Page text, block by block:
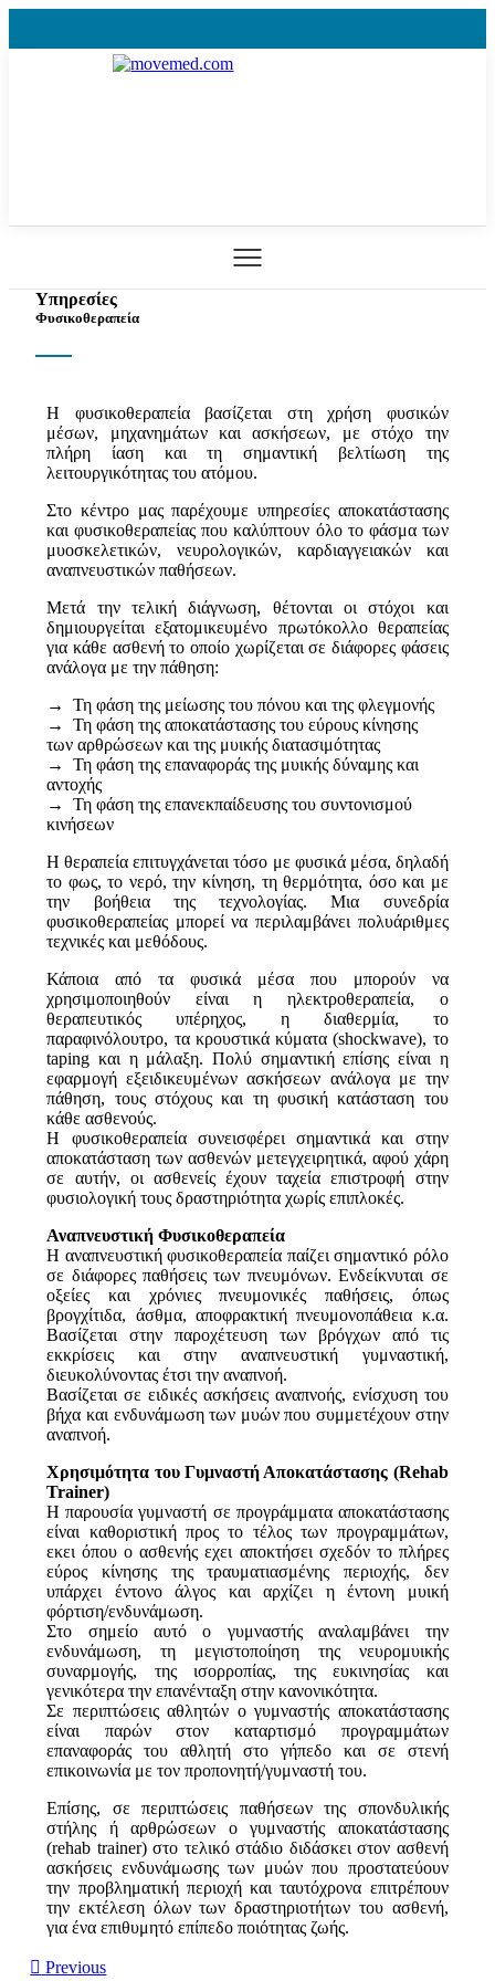
Υπηρεσίες
Φυσικοθεραπεία
Η φυσικοθεραπεία βασίζεται στη χρήση φυσικών
μέσων, μηχανημάτων και ασκήσεων, με στόχο την
πλήρη ίαση και τη σημαντική βελτίωση της
λειτουργικότητας του ατόμου.
Στο κέντρο μας παρέχουμε υπηρεσίες αποκατάστασης
και φυσικοθεραπείας που καλύπτουν όλο το φάσμα των
μυοσκελετικών, νευρολογικών, καρδιαγγειακών και
αναπνευστικών παθήσεων.
Μετά την τελική διάγνωση, θέτονται οι στόχοι και
δημιουργείται εξατομικευμένο πρωτόκολλο θεραπείας
για κάθε ασθενή το οποίο χωρίζεται σε διάφορες φάσεις
ανάλογα με την πάθηση:
→ Τη φάση της μείωσης του πόνου και της φλεγμονής
→ Τη φάση της αποκατάστασης του εύρους κίνησης
των αρθρώσεων και της μυικής διατασιμότητας
→ Τη φάση της επαναφοράς της μυικής δύναμης και
αντοχής
→ Τη φάση της επανεκπαίδευσης του συντονισμού
κινήσεων
Η θεραπεία επιτυγχάνεται τόσο με φυσικά μέσα, δηλαδή
το φως, το νερό, την κίνηση, τη θερμότητα, όσο και με
την βοήθεια της τεχνολογίας. Μια συνεδρία
φυσικοθεραπείας μπορεί να περιλαμβάνει πολυάριθμες
τεχνικές και μεθόδους.
Κάποια από τα φυσικά μέσα που μπορούν να
χρησιμοποιηθούν είναι η ηλεκτροθεραπεία, ο
θεραπευτικός υπέρηχος, η διαθερμία, το
παραφινόλουτρο, τα κρουστικά κύματα (shockwave), το
taping και η μάλαξη. Πολύ σημαντική επίσης είναι η
εφαρμογή εξειδικευμένων ασκήσεων ανάλογα με την
πάθηση, τους στόχους και τη φυσική κατάσταση του
κάθε ασθενούς.
Η φυσικοθεραπεία συνεισφέρει σημαντικά και στην
αποκατάσταση των ασθενών μετεγχειρητικά, αφού χάρη
σε αυτήν, οι ασθενείς έχουν ταχεία επιστροφή στην
φυσιολογική τους δραστηριότητα χωρίς επιπλοκές.
Αναπνευστική Φυσικοθεραπεία
Η αναπνευστική φυσικοθεραπεία παίζει σημαντικό ρόλο
σε διάφορες παθήσεις των πνευμόνων. Ενδείκνυται σε
οξείες και χρόνιες πνευμονικές παθήσεις, όπως
βρογχίτιδα, άσθμα, αποφρακτική πνευμονοπάθεια κ.α.
Βασίζεται στην παροχέτευση των βρόγχων από τις
εκκρίσεις και στην αναπνευστική γυμναστική,
διευκολύνοντας έτσι την αναπνοή.
Βασίζεται σε ειδικές ασκήσεις αναπνοής, ενίσχυση του
βήχα και ενδυνάμωση των μυών που συμμετέχουν στην
αναπνοή.
Χρησιμότητα του Γυμναστή Αποκατάστασης (Rehab
Trainer)
Η παρουσία γυμναστή σε προγράμματα αποκατάστασης
είναι καθοριστική προς το τέλος των προγραμμάτων,
εκει όπου ο ασθενής εχει αποκτήσει σχεδόν το πλήρες
εύρος κίνησης της τραυματιασμένης περιοχής, δεν
υπάρχει έντονο άλγος και αρχίζει η έντονη μυική
φόρτιση/ενδυνάμωση.
Στο σημείο αυτό ο γυμναστής αναλαμβάνει την
ενδυνάμωση, τη μεγιστοποίηση της νευρομυικής
συναρμογής, της ισορροπίας, της ευκινησίας και
γενικότερα την επανένταξη στην κανονικότητα.
Σε περιπτώσεις αθλητών ο γυμναστής αποκατάστασης
είναι παρών στον καταρτισμό προγραμμάτων
επαναφοράς του αθλητή στο γήπεδο και σε στενή
επικοινωνία με τον προπονητή/γυμναστή του.
Επίσης, σε περιπτώσεις παθήσεων της σπονδυλικής
στήλης ή αρθρώσεων ο γυμναστής αποκατάστασης
(rehab trainer) στο τελικό στάδιο διδάσκει στον ασθενή
ασκήσεις ενδυνάμωσης των μυών που προστατεύουν
την προβληματική περιοχή και ταυτόχρονα επιτρέπουν
την εκτέλεση όλων των δραστηριοτήτων του ασθενή,
για ένα επιθυμητό επίπεδο ποιότητας ζωής.
Previous